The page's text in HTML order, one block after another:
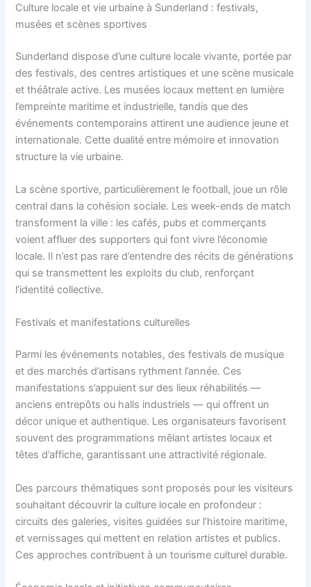
Culture locale et vie urbaine à Sunderland : festivals,
musées et scènes sportives
Sunderland dispose d’une culture locale vivante, portée par
des festivals, des centres artistiques et une scène musicale
et théâtrale active. Les musées locaux mettent en lumière
l’empreinte maritime et industrielle, tandis que des
événements contemporains attirent une audience jeune et
internationale. Cette dualité entre mémoire et innovation
structure la vie urbaine.
La scène sportive, particulièrement le football, joue un rôle
central dans la cohésion sociale. Les week-ends de match
transforment la ville : les cafés, pubs et commerçants
voient affluer des supporters qui font vivre l’économie
locale. Il n’est pas rare d’entendre des récits de générations
qui se transmettent les exploits du club, renforçant
l’identité collective.
Festivals et manifestations culturelles
Parmi les événements notables, des festivals de musique
et des marchés d’artisans rythment l’année. Ces
manifestations s’appuient sur des lieux réhabilités —
anciens entrepôts ou halls industriels — qui offrent un
décor unique et authentique. Les organisateurs favorisent
souvent des programmations mêlant artistes locaux et
têtes d’affiche, garantissant une attractivité régionale.
Des parcours thématiques sont proposés pour les visiteurs
souhaitant découvrir la culture locale en profondeur :
circuits des galeries, visites guidées sur l’histoire maritime,
et vernissages qui mettent en relation artistes et publics.
Ces approches contribuent à un tourisme culturel durable.